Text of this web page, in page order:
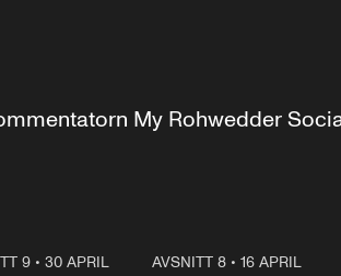
My Rohwedder
9• 30 APRIL AVSNITT 8• 16 APRIL